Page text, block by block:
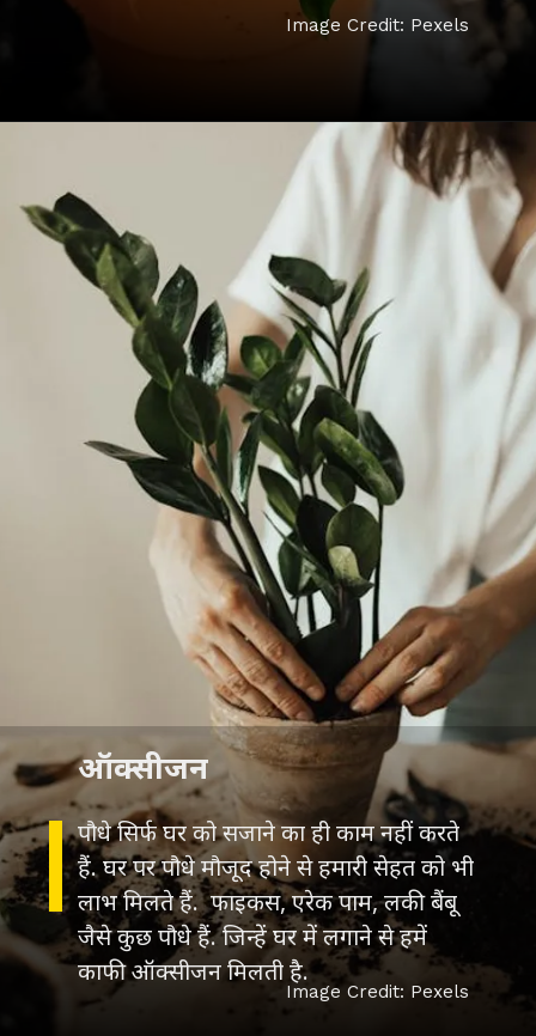
Image Credit: Pexels
पौधे सिर्फ घर को सजाने का ही काम नहीं करते
हैं. घर पर पौधे मौजूद होने से हमारी सेहत को भी
लाभ मिलते हैं. फाइकस, एरेक पाम, लकी बैंबू
जैसे कुछ पौधे हैं. जिन्हें घर में लगाने से हमें
काफी ऑक्सीजन मिलती है.
ऑक्सीजन
Image Credit: Pexels